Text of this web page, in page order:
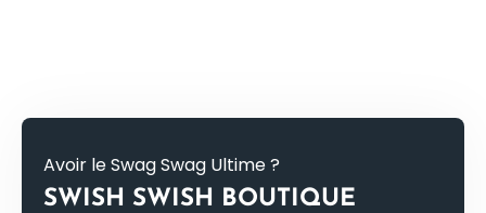
Avoir le Swag Swag Ultime ?
SWISH SWISH BOUTIQUE